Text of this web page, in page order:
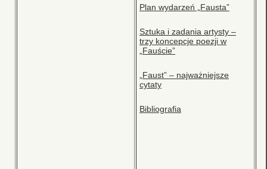
Plan wydarzeń „Fausta”
Sztuka i zadania artysty –
trzy koncepcje poezji w
„Fauście”
„Faust” – najważniejsze
cytaty
Bibliografia